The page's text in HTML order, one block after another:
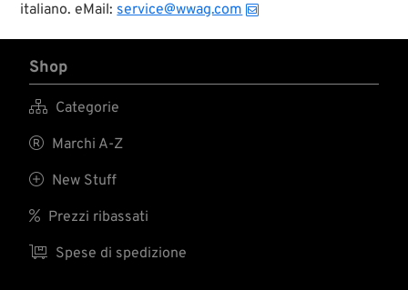
italiano. eMail:service@wwag.com
Shop
 Categorie
 Marchi A-Z
 New Stuff
 Prezzi ribassati
 Spese di spedizione